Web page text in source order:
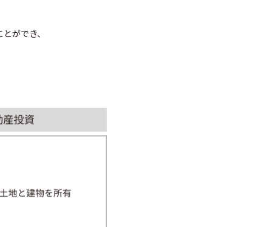
ができ、